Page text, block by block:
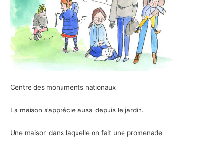
Centre des monuments nationaux
La maison s’apprécie aussi depuis le jardin.
Une maison dans laquelle on fait une promenade